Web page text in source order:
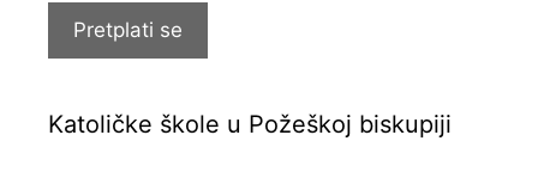
Pretplati se
Katoličke škole u Požeškoj biskupiji